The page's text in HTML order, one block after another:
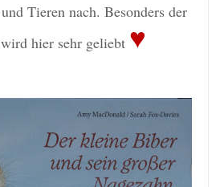
und Tieren nach. Besonders der
wird hier sehr geliebt ♥